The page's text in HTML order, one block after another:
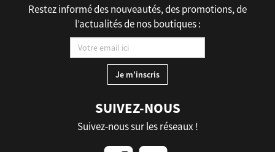
Restez informé des nouveautés, des promotions, de
l’actualités de nos boutiques :
SUIVEZ-NOUS
Suivez-nous sur les réseaux !